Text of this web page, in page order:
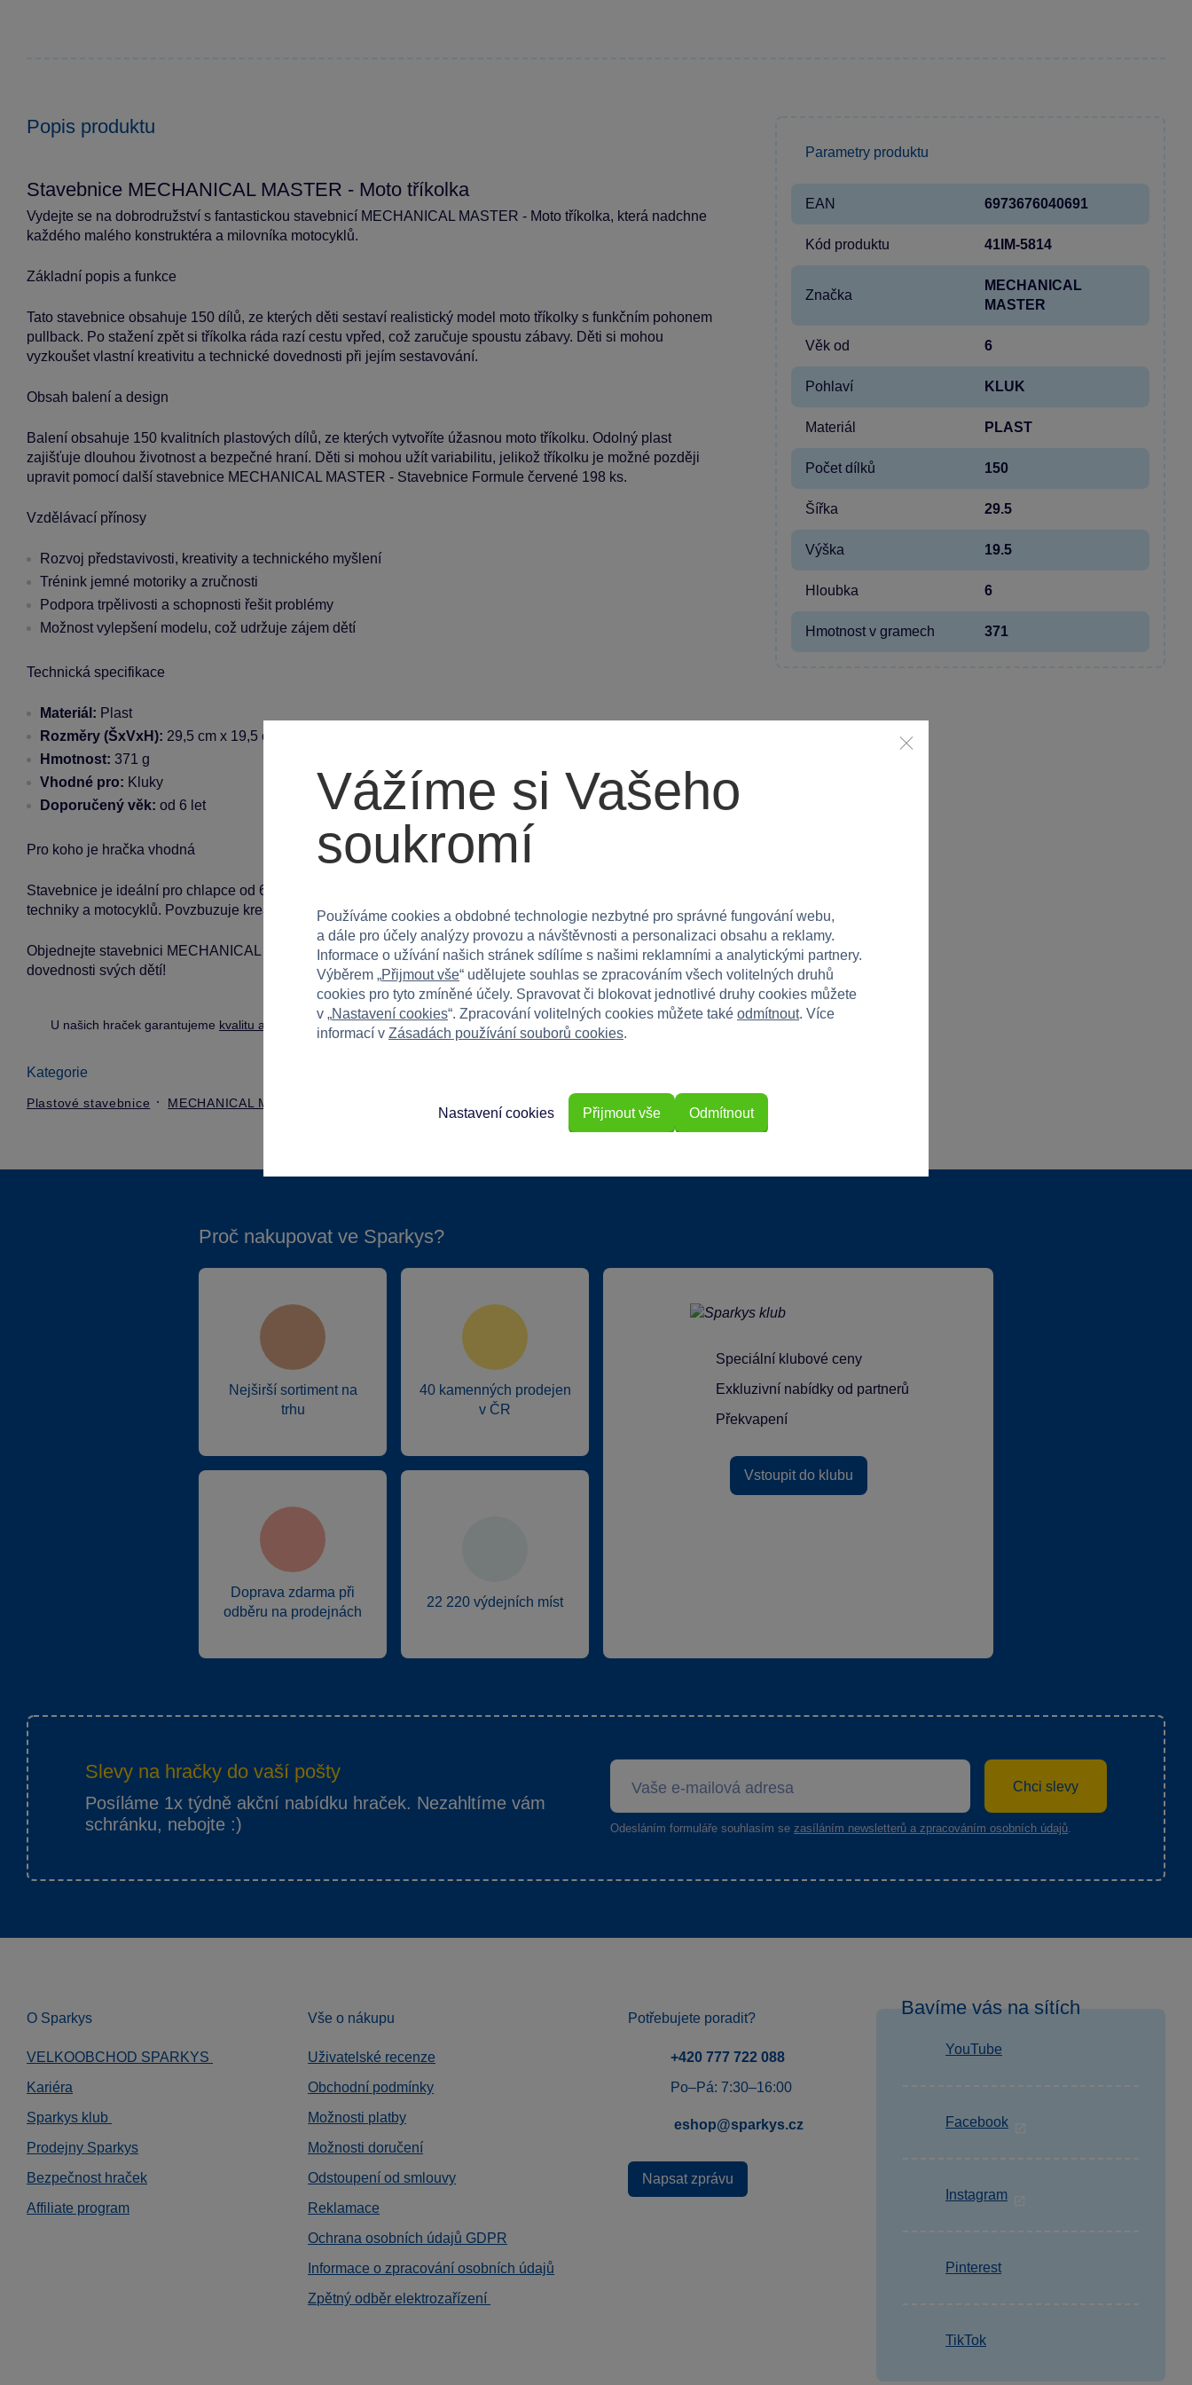
Popis produktu
Stavebnice MECHANICAL MASTER - Moto tříkolka
Vydejte se na dobrodružství s fantastickou stavebnicí MECHANICAL MASTER - Moto tříkolka, která nadchne
každého malého konstruktéra a milovníka motocyklů.
Základní popis a funkce
Tato stavebnice obsahuje 150 dílů, ze kterých děti sestaví realistický model moto tříkolky s funkčním pohonem
pullback. Po stažení zpět si tříkolka ráda razí cestu vpřed, což zaručuje spoustu zábavy. Děti si mohou
vyzkoušet vlastní kreativitu a technické dovednosti při jejím sestavování.
Obsah balení a design
Balení obsahuje 150 kvalitních plastových dílů, ze kterých vytvoříte úžasnou moto tříkolku. Odolný plast
zajišťuje dlouhou životnost a bezpečné hraní. Děti si mohou užít variabilitu, jelikož tříkolku je možné později
upravit pomocí další stavebnice MECHANICAL MASTER - Stavebnice Formule červené 198 ks.
Vzdělávací přínosy
Rozvoj představivosti, kreativity a technického myšlení
Trénink jemné motoriky a zručnosti
Podpora trpělivosti a schopnosti řešit problémy
Možnost vylepšení modelu, což udržuje zájem dětí
Technická specifikace
Materiál: Plast
Rozměry (ŠxVxH): 29,5 cm x 19,5 cm x 6 cm
Hmotnost: 371 g
Vhodné pro: Kluky
Doporučený věk: od 6 let
Pro koho je hračka vhodná
Stavebnice je ideální pro chlapce od 6 let a stane se skvělým dárkem pro každého malého nadšence do
techniky a motocyklů. Povzbuzuje kreativní myšlení a zábavnou formou učí technickým dovednostem.
Objednejte stavebnici MECHANICAL MASTER - Moto tříkolka ještě dnes a podpořte kreativitu a technické
dovednosti svých dětí!
U našich hraček garantujeme kvalitu a bezpečnost.
Kategorie
Plastové stavebnice MECHANICAL MASTER
Parametry produktu
EAN 6973676040691
Kód produktu 41IM-5814
Značka
MECHANICAL
MASTER
Věk od 6
Pohlaví KLUK
Materiál PLAST
Počet dílků 150
Šířka 29.5
Výška 19.5
Hloubka 6
Hmotnost v gramech 371
Proč nakupovat ve Sparkys?
Nejširší sortiment na
trhu
40 kamenných prodejen
v ČR
Doprava zdarma při
odběru na prodejnách
22 220 výdejních míst
Speciální klubové ceny
Exkluzivní nabídky od partnerů
Překvapení
Vstoupit do klubu
Slevy na hračky do vaší pošty
Posíláme 1x týdně akční nabídku hraček. Nezahltíme vám
schránku, nebojte :)
Chci slevy
Odesláním formuláře souhlasím se zasíláním newsletterů a zpracováním osobních údajů
O Sparkys
VELKOOBCHOD SPARKYS
Kariéra
Sparkys klub
Prodejny Sparkys
Bezpečnost hraček
Affiliate program
Vše o nákupu
Uživatelské recenze
Obchodní podmínky
Možnosti platby
Možnosti doručení
Odstoupení od smlouvy
Reklamace
Ochrana osobních údajů GDPR
Informace o zpracování osobních údajů
Zpětný odběr elektrozařízení
Potřebujete poradit?
+420 777 722 088
Po–Pá: 7:30–16:00
eshop@sparkys.cz
Napsat zprávu
Bavíme vás na sítích
YouTube
Facebook
Instagram
Pinterest
TikTok
Vážíme si Vašeho
soukromí
Používáme cookies a obdobné technologie nezbytné pro správné fungování webu,
a dále pro účely analýzy provozu a návštěvnosti a personalizaci obsahu a reklamy.
Informace o užívání našich stránek sdílíme s našimi reklamními a analytickými partnery.
Výběrem „Přijmout vše“ udělujete souhlas se zpracováním všech volitelných druhů
cookies pro tyto zmíněné účely. Spravovat či blokovat jednotlivé druhy cookies můžete
v „Nastavení cookies“. Zpracování volitelných cookies můžete také odmítnout. Více
informací v Zásadách používání souborů cookies.
Odmítnout
Nastavení cookies Přijmout vše